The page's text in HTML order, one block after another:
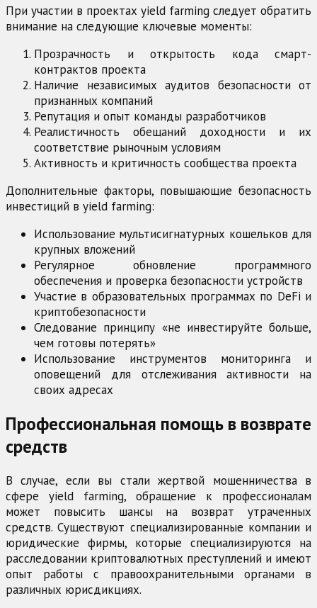
При участии в проектах yield farming следует обратить
внимание на следующие ключевые моменты:
Прозрачность и открытость кода смарт-
контрактов проекта
Наличие независимых аудитов безопасности от
признанных компаний
Репутация и опыт команды разработчиков
Реалистичность обещаний доходности и их
соответствие рыночным условиям
Активность и критичность сообщества проекта
Дополнительные факторы, повышающие безопасность
инвестиций в yield farming:
Использование мультисигнатурных кошельков для
крупных вложений
Регулярное обновление программного
обеспечения и проверка безопасности устройств
Участие в образовательных программах по DeFi и
криптобезопасности
Следование принципу «не инвестируйте больше,
чем готовы потерять»
Использование инструментов мониторинга и
оповещений для отслеживания активности на
своих адресах
Профессиональная помощь в возврате
средств
В случае, если вы стали жертвой мошенничества в
сфере yield farming, обращение к профессионалам
может повысить шансы на возврат утраченных
средств. Существуют специализированные компании и
юридические фирмы, которые специализируются на
расследовании криптовалютных преступлений и имеют
опыт работы с правоохранительными органами в
различных юрисдикциях.